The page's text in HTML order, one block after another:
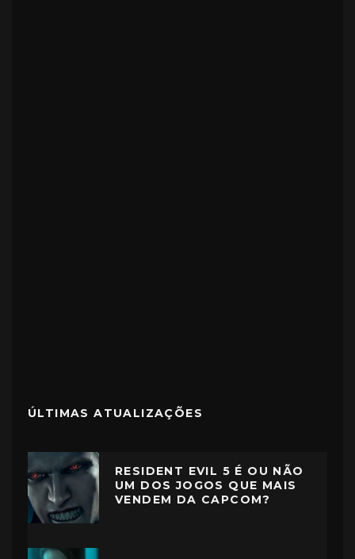
ÚLTIMAS ATUALIZAÇÕES
RESIDENT EVIL 5 É OU NÃO
UM DOS JOGOS QUE MAIS
VENDEM DA CAPCOM?